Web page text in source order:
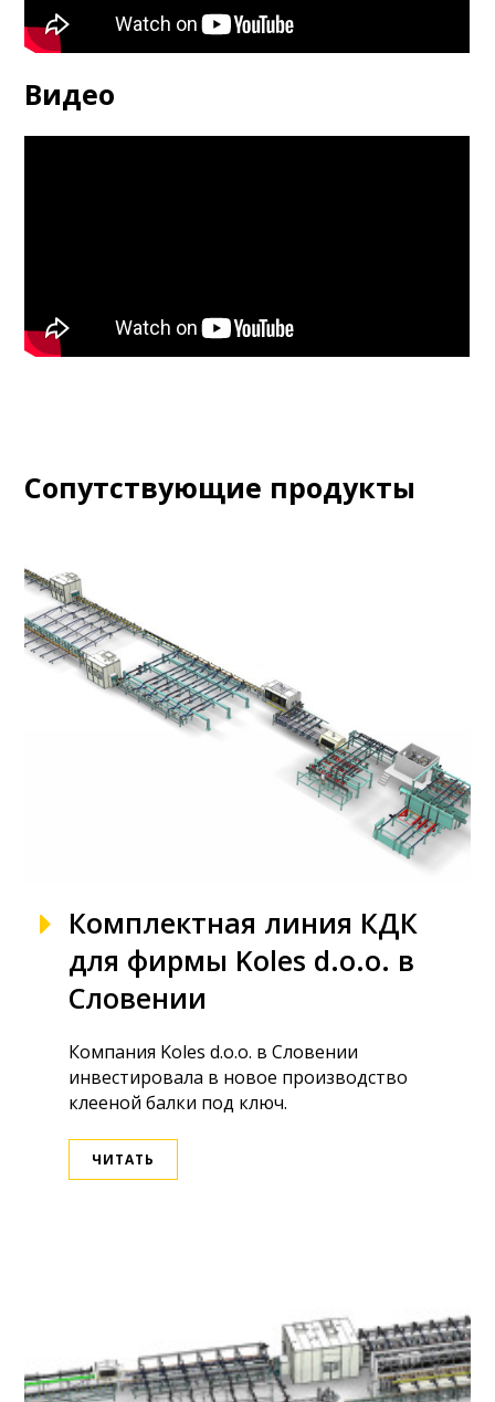
Видео
Сопутствующие продукты
Комплектная линия КДК
для фирмы Koles d.o.o. в
Словении
Компания Koles d.o.o. в Словении
инвестировала в новое производство
клееной балки под ключ.
ЧИТАТЬ